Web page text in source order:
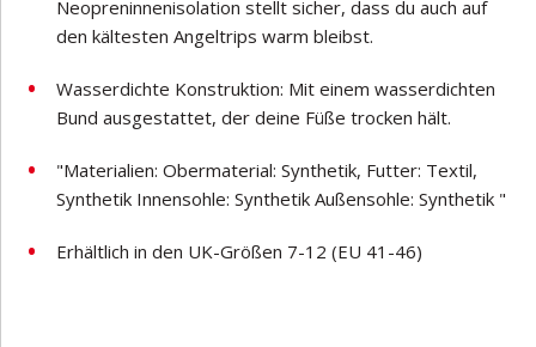
Neopreninnenisolation stellt sicher, dass du auch auf
den kältesten Angeltrips warm bleibst.
Wasserdichte Konstruktion: Mit einem wasserdichten
Bund ausgestattet, der deine Füße trocken hält.
"Materialien: Obermaterial: Synthetik, Futter: Textil,
Synthetik Innensohle: Synthetik Außensohle: Synthetik "
Erhältlich in den UK-Größen 7-12 (EU 41-46)